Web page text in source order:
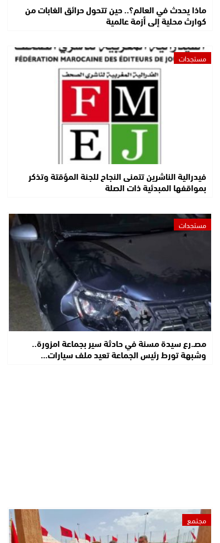
ماذا يحدث في العالم؟.. حين تتحول حرائق الغابات من
كوارث محلية إلى أزمة عالمية
مستجدات
فيدرالية الناشرين تتمنى النجاح للجنة المؤقتة وتذكر
بمواقفها المبدئية ذات الصلة
مستجدات
مصـ.رع سيدة مسنة في حادثة سير بجماعة امزورة..
وشبهة تورط رئيس الجماعة تعيد ملف سيارات…
مجتمع